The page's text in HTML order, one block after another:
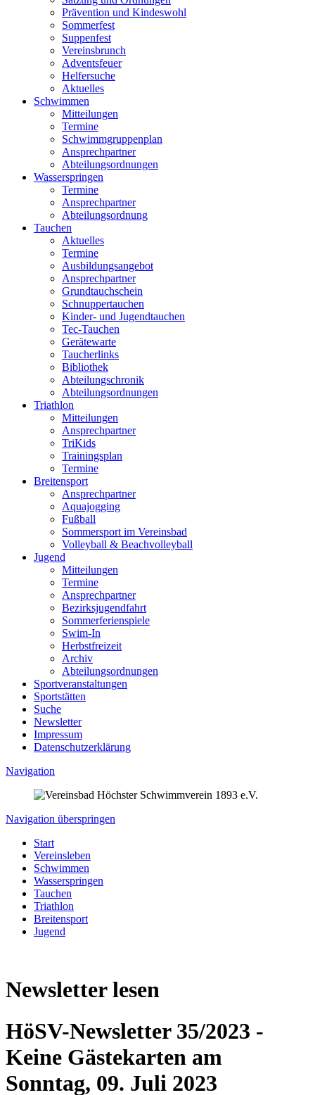
Prävention und Kindeswohl
Sommerfest
Suppenfest
Vereinsbrunch
Adventsfeuer
Helfersuche
Aktuelles
Schwimmen
Mitteilungen
Termine
Schwimmgruppenplan
Ansprechpartner
Abteilungsordnungen
Wasserspringen
Termine
Ansprechpartner
Abteilungsordnung
Tauchen
Aktuelles
Termine
Ausbildungsangebot
Ansprechpartner
Grundtauchschein
Schnuppertauchen
Kinder- und Jugendtauchen
Tec-Tauchen
Gerätewarte
Taucherlinks
Bibliothek
Abteilungschronik
Abteilungsordnungen
Triathlon
Mitteilungen
Ansprechpartner
TriKids
Trainingsplan
Termine
Breitensport
Ansprechpartner
Aquajogging
Fußball
Sommersport im Vereinsbad
Volleyball & Beachvolleyball
Jugend
Mitteilungen
Termine
Ansprechpartner
Bezirksjugendfahrt
Sommerferienspiele
Swim-In
Herbstfreizeit
Archiv
Abteilungsordnungen
Sportveranstaltungen
Sportstätten
Suche
Newsletter
Impressum
Datenschutzerklärung
Navigation
Navigation überspringen
Start
Vereinsleben
Schwimmen
Wasserspringen
Tauchen
Triathlon
Breitensport
Jugend
Newsletter lesen
HöSV-Newsletter 35/2023 -
Keine Gästekarten am
Sonntag, 09. Juli 2023